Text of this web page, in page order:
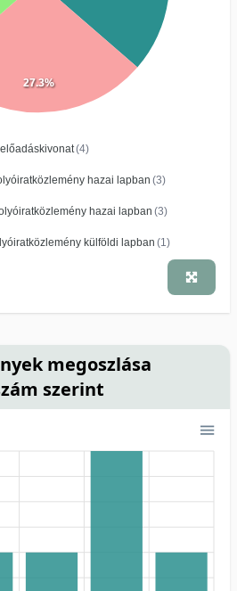
előadáskivonat(4)
hazai lapban (3)
hazai lapban (3)
külföldi lapban (1)
27.3%
megoszlása
szerint